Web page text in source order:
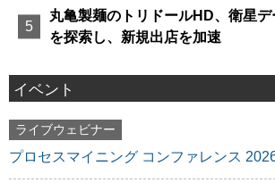
丸亀製麺のトリドールHD、衛星
を探索し、新規出店を加速
イベント
ライブウェビナー
プロセスマイニング コンファレンス